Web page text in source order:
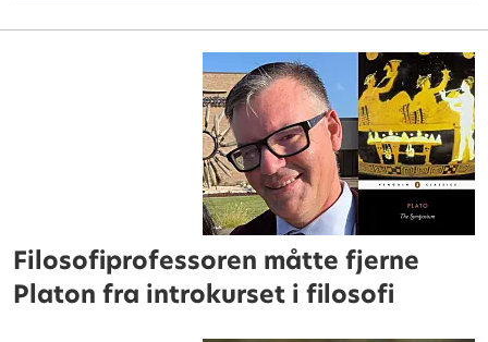
Filosofiprofessoren måtte fjerne
Platon fra introkurset i filosofi